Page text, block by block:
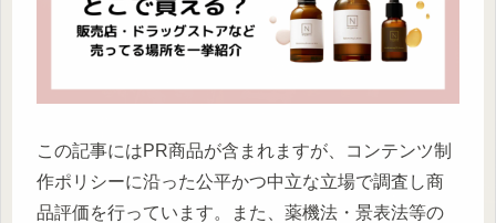
この記事にはPR商品が含まれますが、コンテンツ制
作ポリシーに沿った公平かつ中立な立場で調査し商
品評価を行っています。また、薬機法・景表法等の